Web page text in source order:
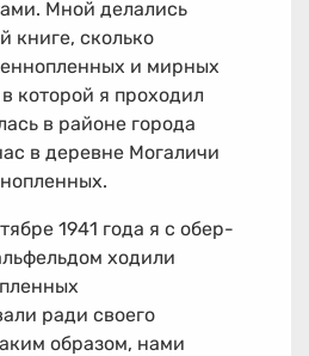
Мной делались
книге, сколько
и мирных
которой я проходил
в районе города
в деревне Могаличи
1941 года я с обер-
ходили
ради своего
образом, нами